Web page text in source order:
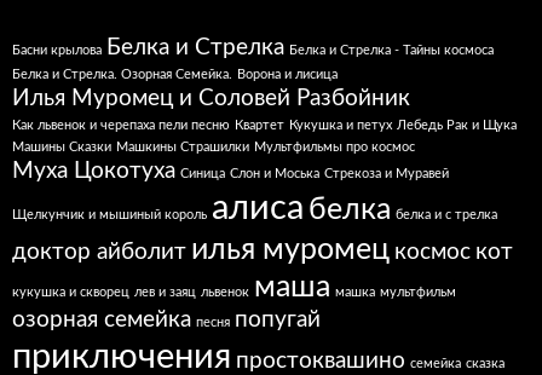
Басни крылова Белка и Стрелка Белка и Стрелка - Тайны космоса
Белка и Стрелка. Озорная Семейка.
Ворона и лисица
Илья Муромец и Соловей Разбойник
Как львенок и черепаха пели песню Квартет Кукушка и петух Лебедь Рак и Щука
Машины Сказки Машкины Страшилки Мультфильмы про космос
Муха Цокотуха Синица Слон и Моська Стрекоза и Муравей
Щелкунчик и мышиный король алиса белка белка и с трелка
доктор айболит илья муромец космос кот
кукушка и скворец лев и заяц львенок маша машка мультфильм
озорная семейка песня попугай
приключения простоквашино семейка сказка